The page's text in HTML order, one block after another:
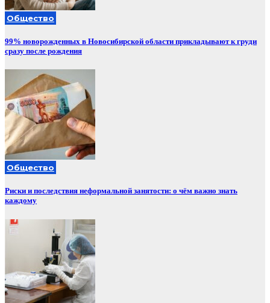
Общество
99% новорожденных в Новосибирской области прикладывают к груди
сразу после рождения
Общество
Риски и последствия неформальной занятости: о чём важно знать
каждому